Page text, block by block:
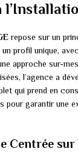
repose sur un
profil unique,
approche sur-
l’agence a
qui prend en
pour garantir une
Centrée